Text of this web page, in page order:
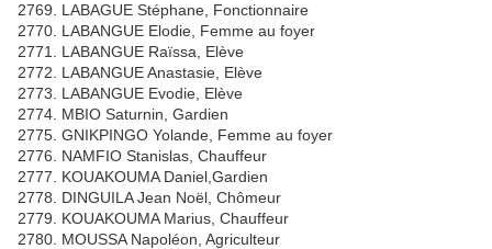
2769. LABAGUE Stéphane, Fonctionnaire
2770. LABANGUE Elodie, Femme au foyer
2771. LABANGUE Raïssa, Elève
2772. LABANGUE Anastasie, Elève
2773. LABANGUE Evodie, Elève
2774. MBIO Saturnin, Gardien
2775. GNIKPINGO Yolande, Femme au foyer
2776. NAMFIO Stanislas, Chauffeur
2777. KOUAKOUMA Daniel,Gardien
2778. DINGUILA Jean Noël, Chômeur
2779. KOUAKOUMA Marius, Chauffeur
2780. MOUSSA Napoléon, Agriculteur